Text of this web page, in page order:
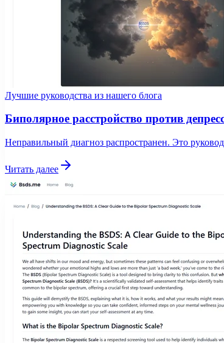
Лучшие руководства из нашего блога
Биполярное расстройство против
Неправильный диагноз распространен. Это
Читать далее